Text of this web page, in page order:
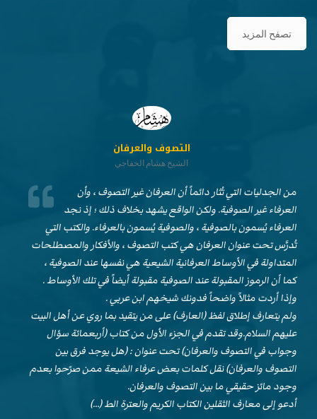
تصفح المزيد
التصوف والعرفان
الشيخ هشام الخفاجي
من الجدليات التي تُثار دائماً أن العرفان غير التصوف ، وأن
العرفاء غير الصوفية. ولكن الواقع يشهد بخلاف ذلك ؛ إذ نجد
العرفاء يُسمون بالصوفية ، والصوفية يُسمون بالعرفاء. والكتب التي
تُدرَّس تحت عنوان العرفان هي كتب التصوف ، والأفكار والمصطلحات
المتداولة في الأوساط العرفانية الشيعية هي نفسها عند الصوفية ،
كما أن الرموز المقبولة عند الصوفية مقبولة أيضاً في تلك الأوساط .
وإذا أردت مثالاً واضحاً فدونك شيخهم ابن عربي .
ولم يتعارف إطلاق لفظ (العارف) على من يتقيد بما روي عن أهل البيت
عليهم السلام.وقد تقدم في الجزء الأول من كتاب (أربعمائة سؤال
وجواب في التصوف والعرفان) تحت عنوان : (هل يوجد فرق بين
التصوف والعرفان) نقل كلمات بعض عرفاء الشيعة ممن صرّحوا بعدم
وجود مائز حقيقي ما بين التصوف والعرفان.
أدعو إلى معارف الثقلين الكتاب الكريم والعترة الط (…)